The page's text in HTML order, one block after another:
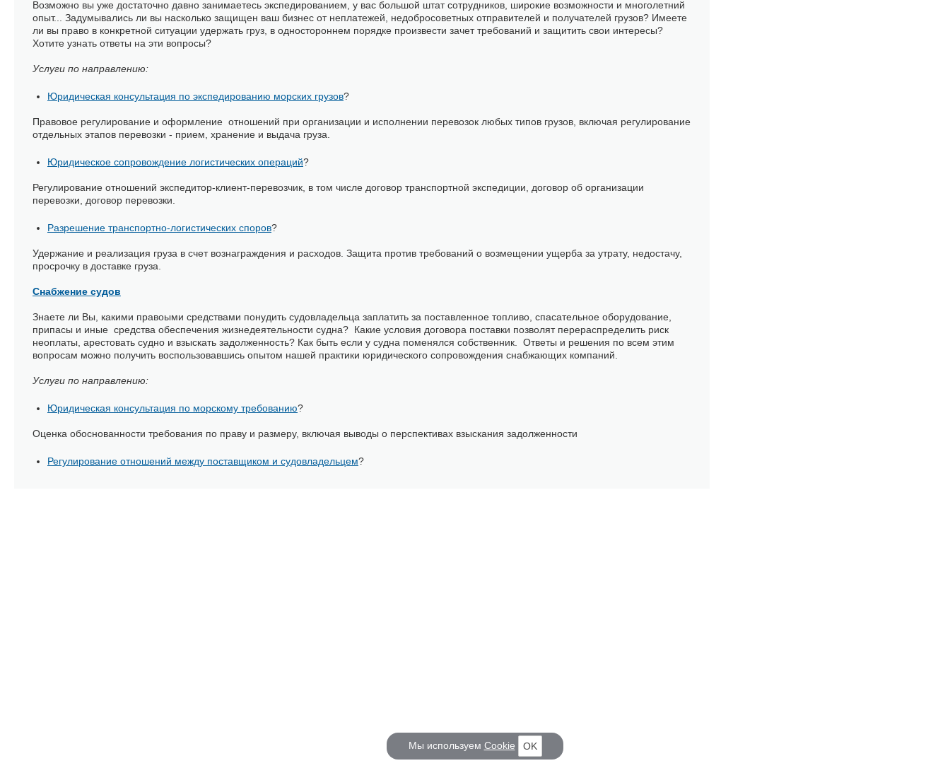
Возможно вы уже достаточно давно занимаетесь экспедированием, у вас большой штат сотрудников, широкие возможности и многолетний
опыт... Задумывались ли вы насколько защищен ваш бизнес от неплатежей, недобросоветных отправителей и получателей грузов? Имеете
ли вы право в конкретной ситуации удержать груз, в одностороннем порядке произвести зачет требований и защитить свои интересы?
Хотите узнать ответы на эти вопросы?
Услуги по направлению:
Юридическая консультация по экспедированию морских грузов?
Правовое регулирование и оформление отношений при организации и исполнении перевозок любых типов грузов, включая регулирование
отдельных этапов перевозки - прием, хранение и выдача груза.
Юридическое сопровождение логистических операций?
Регулирование отношений экспедитор-клиент-перевозчик, в том числе договор транспортной экспедиции, договор об организации
перевозки, договор перевозки.
Разрешение транспортно-логистических споров?
Удержание и реализация груза в счет вознаграждения и расходов. Защита против требований о возмещении ущерба за утрату, недостачу,
просрочку в доставке груза.
Снабжение судов
Знаете ли Вы, какими правоыми средствами понудить судовладельца заплатить за поставленное топливо, спасательное оборудование,
припасы и иные средства обеспечения жизнедеятельности судна? Какие условия договора поставки позволят перераспределить риск
неоплаты, арестовать судно и взыскать задолженность? Как быть если у судна поменялся собственник. Ответы и решения по всем этим
вопросам можно получить воспользовавшись опытом нашей практики юридического сопровождения снабжающих компаний.
Услуги по направлению:
Юридическая консультация по морскому требованию?
Оценка обоснованности требования по праву и размеру, включая выводы о перспективах взыскания задолженности
Регулирование отношений между поставщиком и судовладельцем?
Мы используем Cookie OK